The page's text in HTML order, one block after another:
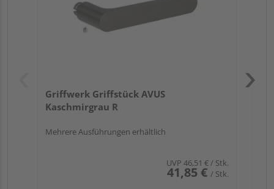
Griffwerk Griffstück AVUS
Kaschmirgrau R
Mehrere Ausführungen erhältlich
UVP 46,51 €/ Stk.
41,85 € / Stk.